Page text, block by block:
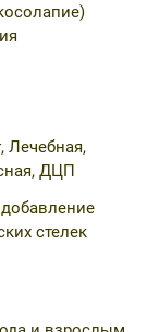
Лечебная,
ДЦП
стелек